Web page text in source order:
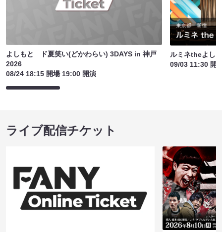
よしもと ド夏笑い(どかわらい) 3DAYS in 神戸
2026
08/24 18:15 開場 19:00 開演
ルミネtheよし
09/03 11:30 開
ライブ配信チケット